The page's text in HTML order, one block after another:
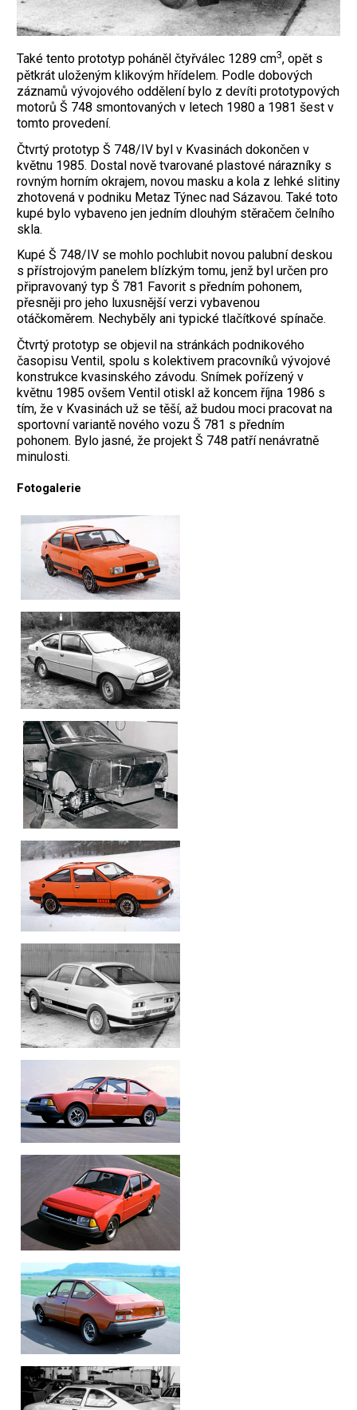
Také tento prototyp poháněl čtyřválec 1289 cm3, opět s
pětkrát uloženým klikovým hřídelem. Podle dobových
záznamů vývojového oddělení bylo z devíti prototypových
motorů Š 748 smontovaných v letech 1980 a 1981 šest v
tomto provedení.
Čtvrtý prototyp Š 748/IV byl v Kvasinách dokončen v
květnu 1985. Dostal nově tvarované plastové nárazníky s
rovným horním okrajem, novou masku a kola z lehké slitiny
zhotovená v podniku Metaz Týnec nad Sázavou. Také toto
kupé bylo vybaveno jen jedním dlouhým stěračem čelního
skla.
Kupé Š 748/IV se mohlo pochlubit novou palubní deskou
s přístrojovým panelem blízkým tomu, jenž byl určen pro
připravovaný typ Š 781 Favorit s předním pohonem,
přesněji pro jeho luxusnější verzi vybavenou
otáčkoměrem. Nechyběly ani typické tlačítkové spínače.
Čtvrtý prototyp se objevil na stránkách podnikového
časopisu Ventil, spolu s kolektivem pracovníků vývojové
konstrukce kvasinského závodu. Snímek pořízený v
květnu 1985 ovšem Ventil otiskl až koncem října 1986 s
tím, že v Kvasinách už se těší, až budou moci pracovat na
sportovní variantě nového vozu Š 781 s předním
pohonem. Bylo jasné, že projekt Š 748 patří nenávratně
minulosti.
Fotogalerie